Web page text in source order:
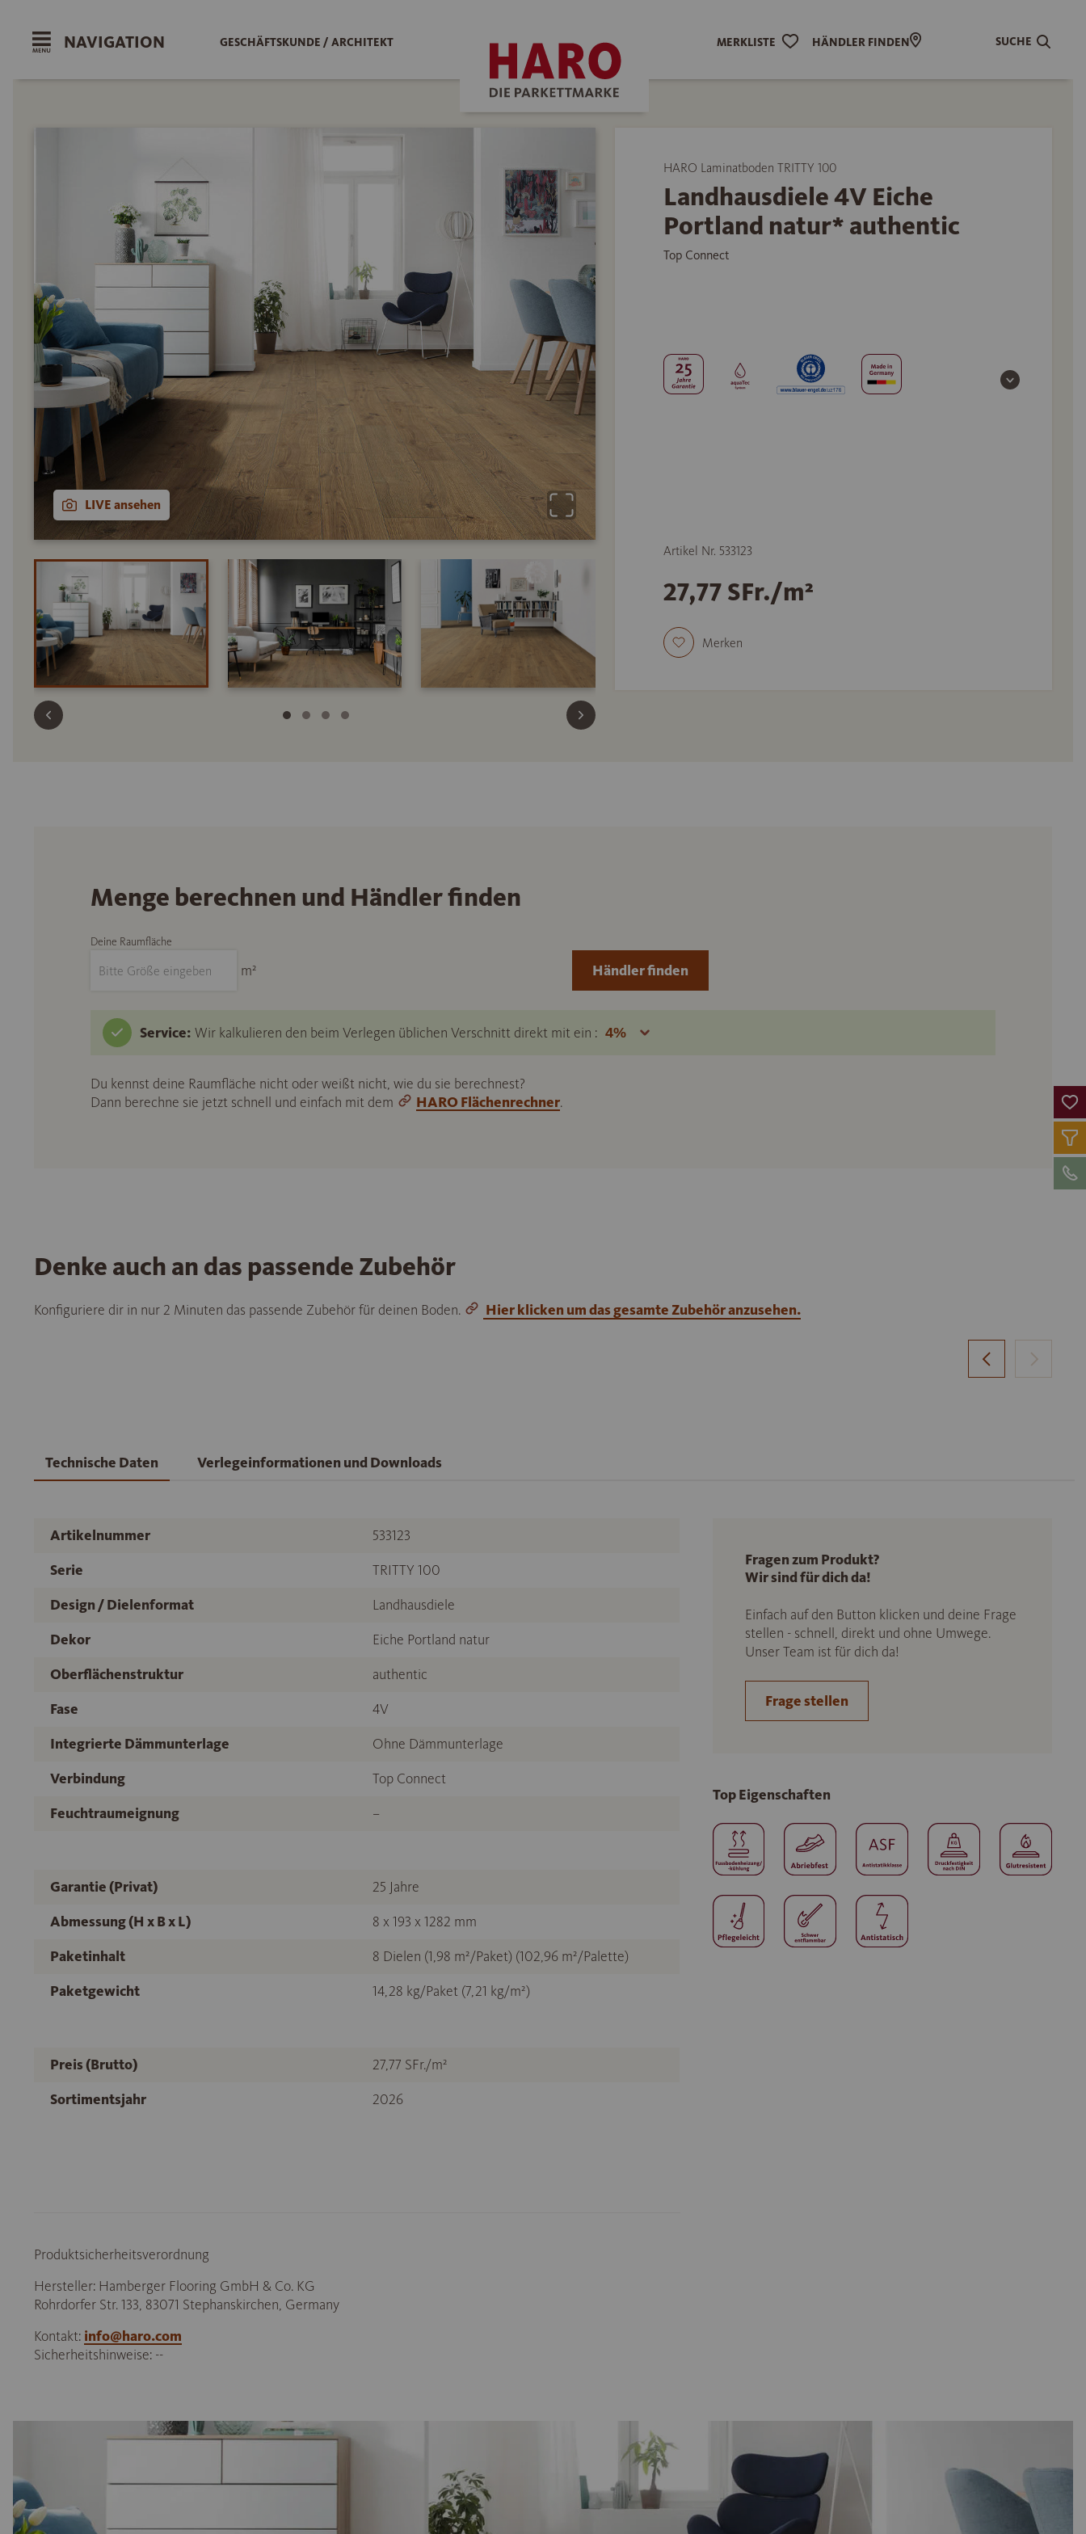
NAVIGATION GESCHÄFTSKUNDE / ARCHITEKT MERKLISTE HÄNDLER FINDEN SUCHE
LIVE ansehen
HARO Laminatboden TRITTY 100
Landhausdiele 4V Eiche
Portland natur* authentic
Top Connect
Artikel Nr. 533123
27,77 SFr./m²
Merken
Menge berechnen und Händler finden
Deine Raumfläche
m²
Service: Wir kalkulieren den beim Verlegen üblichen Verschnitt direkt mit ein :
Du kennst deine Raumfläche nicht oder weißt nicht, wie du sie berechnest?
Dann berechne sie jetzt schnell und einfach mit dem
HARO Flächenrechner.
Händler finden
Denke auch an das passende Zubehör
Konfiguriere dir in nur 2 Minuten das passende Zubehör für deinen Boden. Hier klicken um das gesamte Zubehör anzusehen.
Technische Daten Verlegeinformationen und Downloads
Artikelnummer
533123
Serie
TRITTY 100
Design / Dielenformat
Landhausdiele
Dekor
Eiche Portland natur
Oberflächenstruktur
authentic
Fase
4V
Integrierte Dämmunterlage
Ohne Dämmunterlage
Verbindung
Top Connect
Feuchtraumeignung
–
Garantie (Privat)
25 Jahre
Abmessung (H x B x L)
8 x 193 x 1282 mm
Paketinhalt
8 Dielen (1,98 m²/Paket) (102,96 m²/Palette)
Paketgewicht
14,28 kg/Paket (7,21 kg/m²)
Preis (Brutto)
27,77 SFr./m²
Sortimentsjahr
2026
Produktsicherheitsverordnung
Hersteller: Hamberger Flooring GmbH & Co. KG
Rohrdorfer Str. 133, 83071 Stephanskirchen, Germany
Kontakt: info@haro.com
Sicherheitshinweise: --
Fragen zum Produkt?
Wir sind für dich da!
Einfach auf den Button klicken und deine Frage
stellen - schnell, direkt und ohne Umwege.
Unser Team ist für dich da!
Frage stellen
Top Eigenschaften